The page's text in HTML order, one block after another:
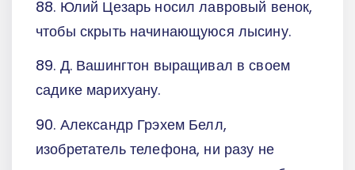
88. Юлий Цезарь носил лавровый венок,
чтобы скрыть начинающуюся лысину.
89. Д. Вашингтон выращивал в своем
садике марихуану.
90. Александр Грэхем Белл,
изобретатель телефона, ни разу не